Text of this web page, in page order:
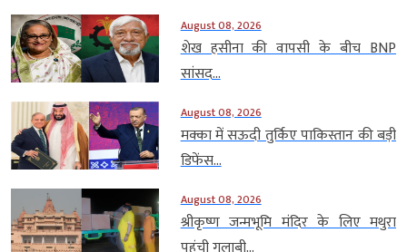
August 08, 2026
शेख हसीना की वापसी के बीच BNP
सांसद...
August 08, 2026
मक्का में सऊदी तुर्किए पाकिस्तान की बड़ी
डिफेंस...
August 08, 2026
श्रीकृष्ण जन्मभूमि मंदिर के लिए मथुरा